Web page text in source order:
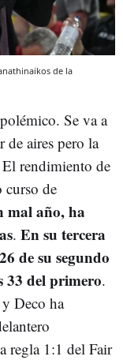
de la
Se va a
de aires pero la
rendimiento de
de
mal año, ha
. En su tercera
de su segundo
33 del primero.
Deco ha
regla 1:1 del Fair